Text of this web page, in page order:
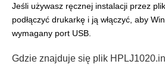
Jeśli używasz ręcznej instalacji przez
podłączyć drukarkę i ją włączyć, aby
wymagany port USB.
Gdzie znajduje się plik